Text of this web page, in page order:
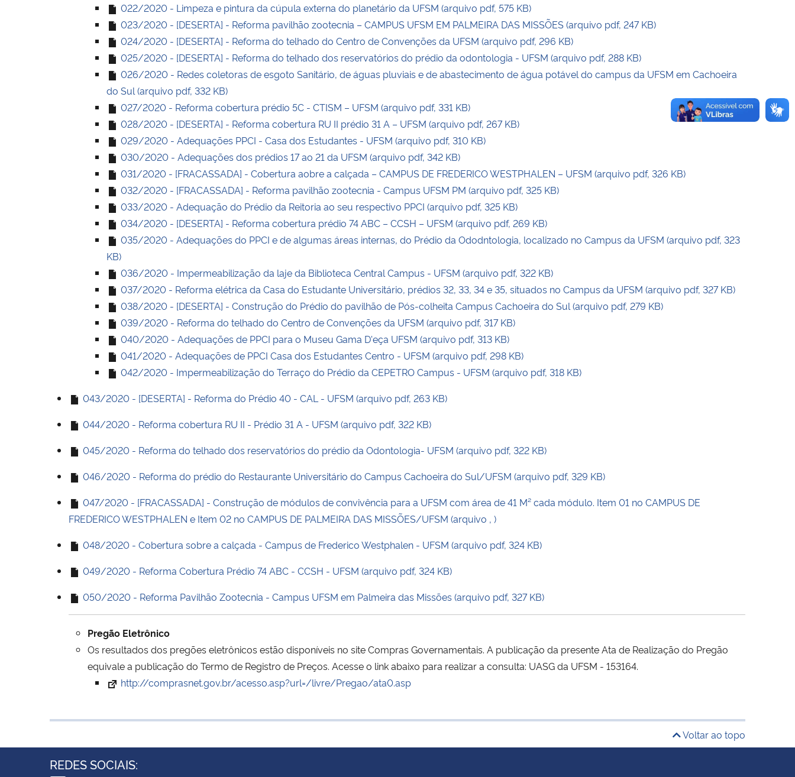
022/2020 - Limpeza e pintura da cúpula externa do planetário da UFSM (arquivo pdf, 575 KB)
023/2020 - [DESERTA] - Reforma pavilhão zootecnia – CAMPUS UFSM EM PALMEIRA DAS MISSÕES (arquivo pdf, 247 KB)
024/2020 - [DESERTA] - Reforma do telhado do Centro de Convenções da UFSM (arquivo pdf, 296 KB)
025/2020 - [DESERTA] - Reforma do telhado dos reservatórios do prédio da odontologia - UFSM (arquivo pdf, 288 KB)
026/2020 - Redes coletoras de esgoto Sanitário, de águas pluviais e de abastecimento de água potável do campus da UFSM em Cachoeira
do Sul (arquivo pdf, 332 KB)
027/2020 - Reforma cobertura prédio 5C - CTISM – UFSM (arquivo pdf, 331 KB)
028/2020 - [DESERTA] - Reforma cobertura RU II prédio 31 A – UFSM (arquivo pdf, 267 KB)
029/2020 - Adequações PPCI - Casa dos Estudantes - UFSM (arquivo pdf, 310 KB)
030/2020 - Adequações dos prédios 17 ao 21 da UFSM (arquivo pdf, 342 KB)
031/2020 - [FRACASSADA] - Cobertura aobre a calçada – CAMPUS DE FREDERICO WESTPHALEN – UFSM (arquivo pdf, 326 KB)
032/2020 - [FRACASSADA] - Reforma pavilhão zootecnia - Campus UFSM PM (arquivo pdf, 325 KB)
033/2020 - Adequação do Prédio da Reitoria ao seu respectivo PPCI (arquivo pdf, 325 KB)
034/2020 - [DESERTA] - Reforma cobertura prédio 74 ABC – CCSH – UFSM (arquivo pdf, 269 KB)
035/2020 - Adequações do PPCI e de algumas áreas internas, do Prédio da Ododntologia, localizado no Campus da UFSM (arquivo pdf, 323
KB)
036/2020 - Impermeabilização da laje da Biblioteca Central Campus - UFSM (arquivo pdf, 322 KB)
037/2020 - Reforma elétrica da Casa do Estudante Universitário, prédios 32, 33, 34 e 35, situados no Campus da UFSM (arquivo pdf, 327 KB)
038/2020 - [DESERTA] - Construção do Prédio do pavilhão de Pós-colheita Campus Cachoeira do Sul (arquivo pdf, 279 KB)
039/2020 - Reforma do telhado do Centro de Convenções da UFSM (arquivo pdf, 317 KB)
040/2020 - Adequações de PPCI para o Museu Gama D'eça UFSM (arquivo pdf, 313 KB)
041/2020 - Adequações de PPCI Casa dos Estudantes Centro - UFSM (arquivo pdf, 298 KB)
042/2020 - Impermeabilização do Terraço do Prédio da CEPETRO Campus - UFSM (arquivo pdf, 318 KB)
043/2020 - [DESERTA] - Reforma do Prédio 40 - CAL - UFSM (arquivo pdf, 263 KB)
044/2020 - Reforma cobertura RU II - Prédio 31 A - UFSM (arquivo pdf, 322 KB)
045/2020 - Reforma do telhado dos reservatórios do prédio da Odontologia- UFSM (arquivo pdf, 322 KB)
046/2020 - Reforma do prédio do Restaurante Universitário do Campus Cachoeira do Sul/UFSM (arquivo pdf, 329 KB)
047/2020 - [FRACASSADA] - Construção de módulos de convivência para a UFSM com área de 41 M² cada módulo. Item 01 no CAMPUS DE
FREDERICO WESTPHALEN e Item 02 no CAMPUS DE PALMEIRA DAS MISSÕES/UFSM (arquivo , )
048/2020 - Cobertura sobre a calçada - Campus de Frederico Westphalen - UFSM (arquivo pdf, 324 KB)
049/2020 - Reforma Cobertura Prédio 74 ABC - CCSH - UFSM (arquivo pdf, 324 KB)
050/2020 - Reforma Pavilhão Zootecnia - Campus UFSM em Palmeira das Missões (arquivo pdf, 327 KB)
Pregão Eletrônico
Os resultados dos pregões eletrônicos estão disponíveis no site Compras Governamentais. A publicação da presente Ata de Realização do Pregão
equivale a publicação do Termo de Registro de Preços. Acesse o link abaixo para realizar a consulta: UASG da UFSM - 153164.
http://comprasnet.gov.br/acesso.asp?url=/livre/Pregao/ata0.asp
Voltar ao topo
REDES SOCIAIS: